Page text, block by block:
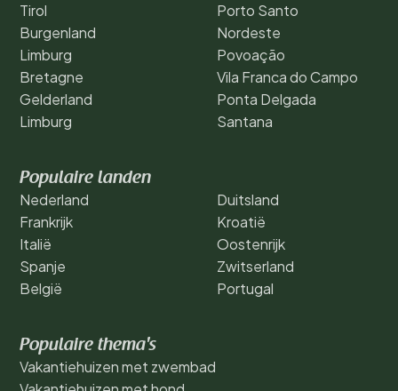
Tirol
Burgenland
Limburg
Bretagne
Gelderland
Limburg
Porto Santo
Nordeste
Povoação
Vila Franca do Campo
Ponta Delgada
Santana
Populaire landen
Nederland
Frankrijk
Italië
Spanje
België
Duitsland
Kroatië
Oostenrijk
Zwitserland
Portugal
Populaire thema's
Vakantiehuizen met zwembad